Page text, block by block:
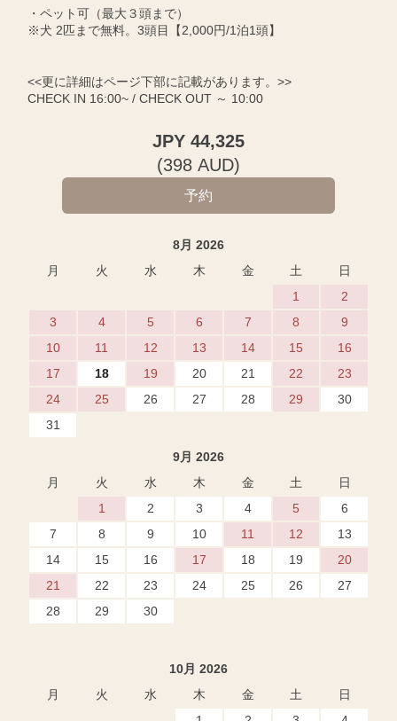
・ペット可（最大３頭まで）
※犬 2匹まで無料。3頭目【2,000円/1泊1頭】
<<更に詳細はページ下部に記載があります。>>
CHECK IN 16:00~ / CHECK OUT ～ 10:00
JPY 44,325
(398 AUD)
8月 2026
月
火 水 木 金 土
日
1
2
3
4 5 6 7 8
9
10
11 12 13 14 15
16
17
18 19 20 21 22
23
24
25 26 27 28 29
30
31
9月 2026
月
火 水 木 金 土
日
1
2 3 4 5
6
7
8 9 10 11 12
13
14
15 16 17 18 19
20
21
22 23 24 25 26
27
28
29 30
10月 2026
月
火 水 木 金 土
日